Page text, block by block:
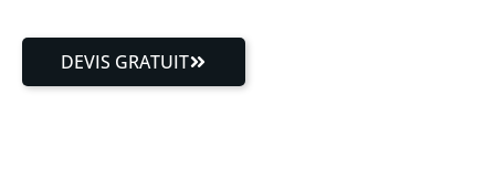
DEVIS GRATUIT